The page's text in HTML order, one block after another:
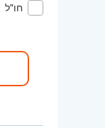
חו"ל